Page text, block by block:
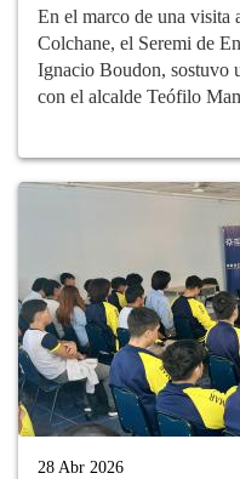
En el marco de una visita
Colchane, el Seremi de
Ignacio Boudon, sostuvo
con el alcalde Teófilo
28 Abr 2026